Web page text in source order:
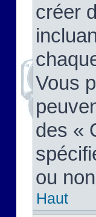
créer
Vous
des «
ou
Haut